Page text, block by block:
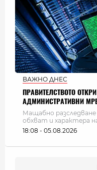
ВАЖНО ДНЕС
ПРАВИТЕЛСТВОТО
АДМИНИСТРАТИВНИ
Мащабно
обхват и характера
18:08 - 05.08.2026